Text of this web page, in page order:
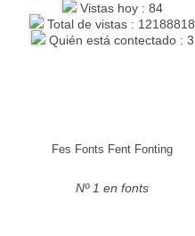
Vistas hoy : 84
Total de vistas : 12188818
Quién está contectado : 3
Fes Fonts Fent Fonting
Nº 1 en fonts